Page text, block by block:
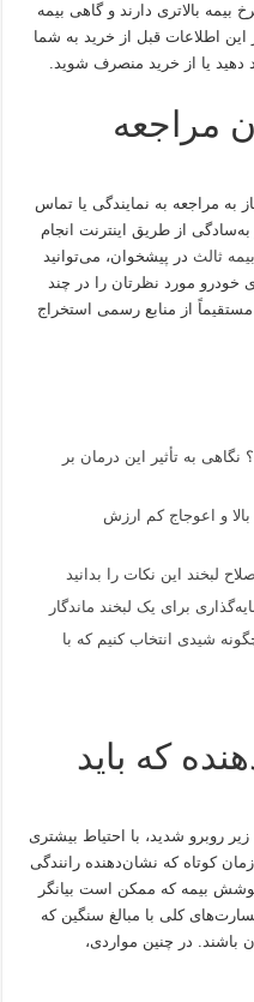
بیمه بالاتری دارند و گاهی بیمه
اطلاعات قبل از خرید به شما
دهید یا از خرید منصرف شوید.
مراجعه
به مراجعه به نمایندگی یا تماس
از طریق اینترنت انجام
ثالث در پیشخوان، می‌توانید
خودرو مورد نظرتان را در چند
از منابع رسمی استخراج
نگاهی به تأثیر این درمان بر
و اعوجاج کم ارزش
لبخند این نکات را بدانید
برای یک لبخند ماندگار
شیدی انتخاب کنیم که با
که باید
روبرو شدید، با احتیاط بیشتری
کوتاه که نشان‌دهنده رانندگی
بیمه که ممکن است بیانگر
کلی با مبالغ سنگین که
باشند. در چنین مواردی،